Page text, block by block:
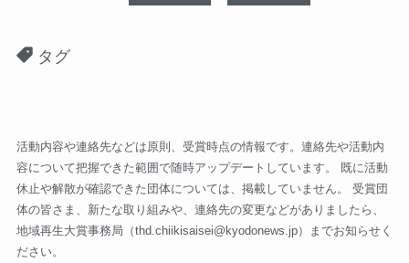
タグ
活動内容や連絡先などは原則、受賞時点の情報です。連絡先や活動内
容について把握できた範囲で随時アップデートしています。 既に活動
休止や解散が確認できた団体については、掲載していません。 受賞団
体の皆さま、新たな取り組みや、連絡先の変更などがありましたら、
地域再生大賞事務局（thd.chiikisaisei@kyodonews.jp）までお知らせく
ださい。